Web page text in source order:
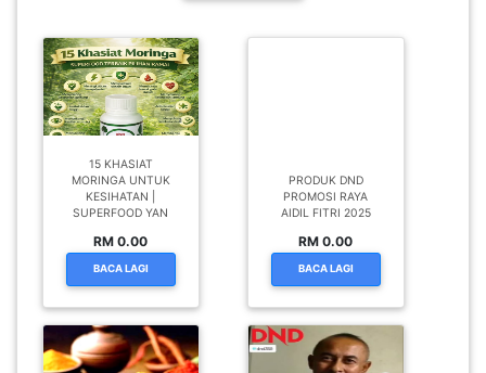
15 KHASIAT
MORINGA UNTUK
KESIHATAN |
SUPERFOOD YAN
RM 0.00
BACA LAGI
PRODUK DND
PROMOSI RAYA
AIDIL FITRI 2025
RM 0.00
BACA LAGI